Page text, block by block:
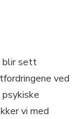
blir sett
ved
vi med